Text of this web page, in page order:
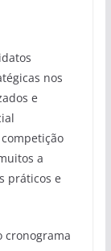
nos
e
a
práticos e
cronograma